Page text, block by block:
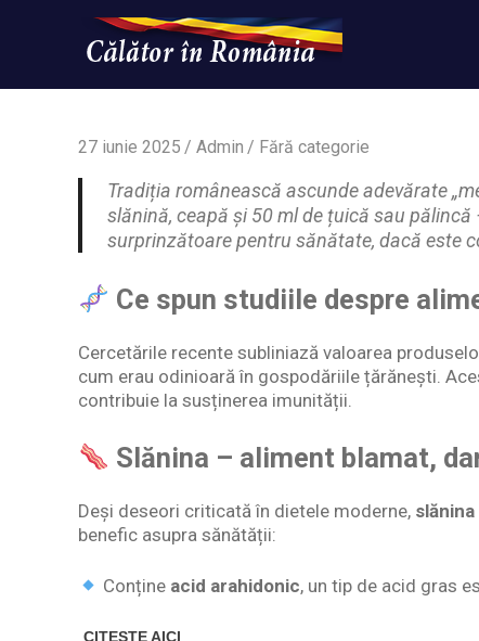
Calatorinromania
WordPress
27 iunie 2025 Admin Fără categorie
Tradiția românească ascunde adevărate
slănină, ceapă și 50 ml de țuică sau
surprinzătoare pentru sănătate, dacă este
Ce spun studiile despre
Cercetările recente subliniază valoarea
cum erau odinioară în gospodăriile țărănești.
contribuie la susținerea imunității.
Slănina – aliment blamat,
Deși deseori criticată în dietele moderne,
benefic asupra sănătății:
Conține acid arahidonic, un tip de acid gras